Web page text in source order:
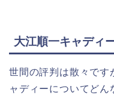
大江順一キャディ
世間の評判は散々です
ャディーについてどん